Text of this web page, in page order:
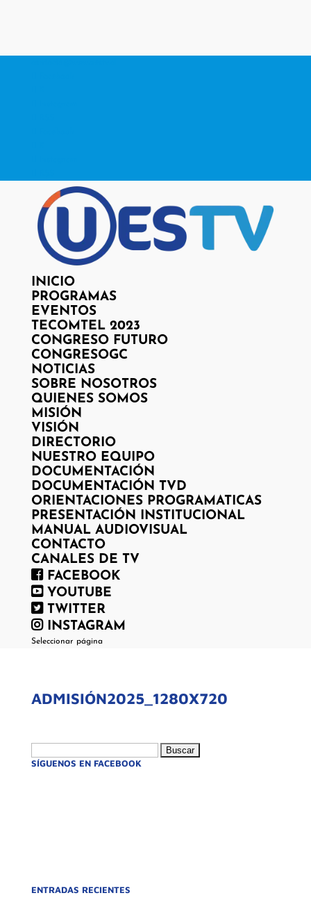
INICIO
PROGRAMAS
EVENTOS
TECOMTEL 2023
CONGRESO FUTURO
CONGRESOGC
NOTICIAS
SOBRE NOSOTROS
QUIENES SOMOS
MISIÓN
VISIÓN
DIRECTORIO
NUESTRO EQUIPO
DOCUMENTACIÓN
DOCUMENTACIÓN TVD
ORIENTACIONES PROGRAMATICAS
PRESENTACIÓN INSTITUCIONAL
MANUAL AUDIOVISUAL
CONTACTO
CANALES DE TV
FACEBOOK
YOUTUBE
TWITTER
INSTAGRAM
Seleccionar página
ADMISIÓN2025_1280X720
SÍGUENOS EN FACEBOOK
ENTRADAS RECIENTES